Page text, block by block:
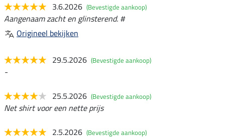
3.6.2026 (Bevestigde aankoop)
Aangenaam zacht en glinsterend. #
Origineel bekijken
29.5.2026 (Bevestigde aankoop)
-
25.5.2026 (Bevestigde aankoop)
Net shirt voor een nette prijs
2.5.2026 (Bevestigde aankoop)